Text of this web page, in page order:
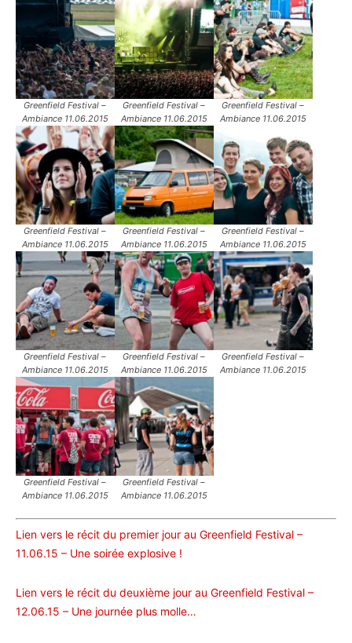
Greenfield Festival –
Ambiance 11.06.2015
Greenfield Festival –
Ambiance 11.06.2015
Greenfield Festival –
Ambiance 11.06.2015
Greenfield Festival –
Ambiance 11.06.2015
Greenfield Festival –
Ambiance 11.06.2015
Greenfield Festival –
Ambiance 11.06.2015
Greenfield Festival –
Ambiance 11.06.2015
Greenfield Festival –
Ambiance 11.06.2015
Greenfield Festival –
Ambiance 11.06.2015
Greenfield Festival –
Ambiance 11.06.2015
Greenfield Festival –
Ambiance 11.06.2015
Lien vers le récit du premier jour au Greenfield Festival –
11.06.15 – Une soirée explosive !
Lien vers le récit du deuxième jour au Greenfield Festival –
12.06.15 – Une journée plus molle…